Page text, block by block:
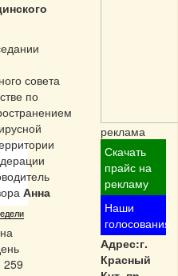
совета
по
Анна
259
реклама
Скачать
прайс на
рекламу
Наши
голосования
Адрес:г.
Красный